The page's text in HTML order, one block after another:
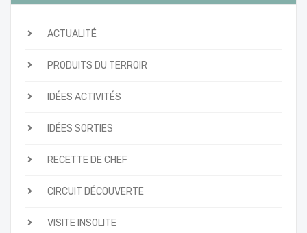
ACTUALITÉ
PRODUITS DU TERROIR
IDÉES ACTIVITÉS
IDÉES SORTIES
RECETTE DE CHEF
CIRCUIT DÉCOUVERTE
VISITE INSOLITE